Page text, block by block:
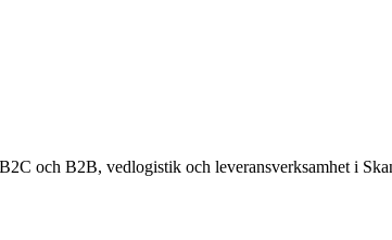
och B2B, vedlogistik och leveransverksamhet i